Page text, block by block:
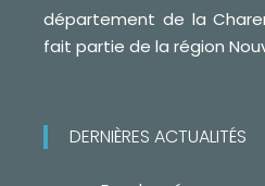
département de la
fait partie de la région
DERNIÈRES ACTUALITÉS